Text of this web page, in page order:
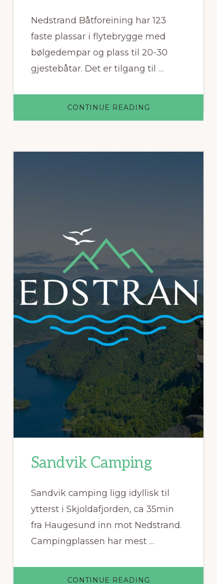
Nedstrand Båtforeining har 123
faste plassar i flytebrygge med
bølgedempar og plass til 20-30
gjestebåtar. Det er tilgang til …
CONTINUE READING
BÅTHAMN
Sandvik Camping
Sandvik camping ligg idyllisk til
ytterst i Skjoldafjorden, ca 35min
fra Haugesund inn mot Nedstrand.
Campingplassen har mest …
CONTINUE READING